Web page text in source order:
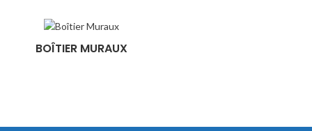
BOÎTIER MURAUX